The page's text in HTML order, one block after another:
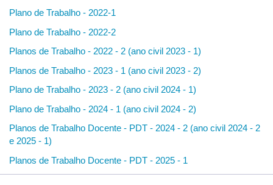
Plano de Trabalho - 2022-1
Plano de Trabalho - 2022-2
Planos de Trabalho - 2022 - 2 (ano civil 2023 - 1)
Planos de Trabalho - 2023 - 1 (ano civil 2023 - 2)
Plano de Trabalho - 2023 - 2 (ano civil 2024 - 1)
Plano de Trabalho - 2024 - 1 (ano civil 2024 - 2)
Planos de Trabalho Docente - PDT - 2024 - 2 (ano civil 2024 - 2
e 2025 - 1)
Planos de Trabalho Docente - PDT - 2025 - 1